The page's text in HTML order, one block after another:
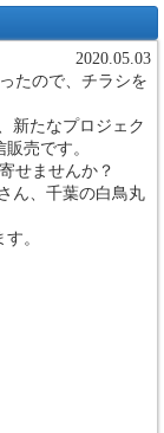
2020.05.03
たので、チラシを
新たなプロジェク
売です。
せませんか？
ん、千葉の白鳥丸
。